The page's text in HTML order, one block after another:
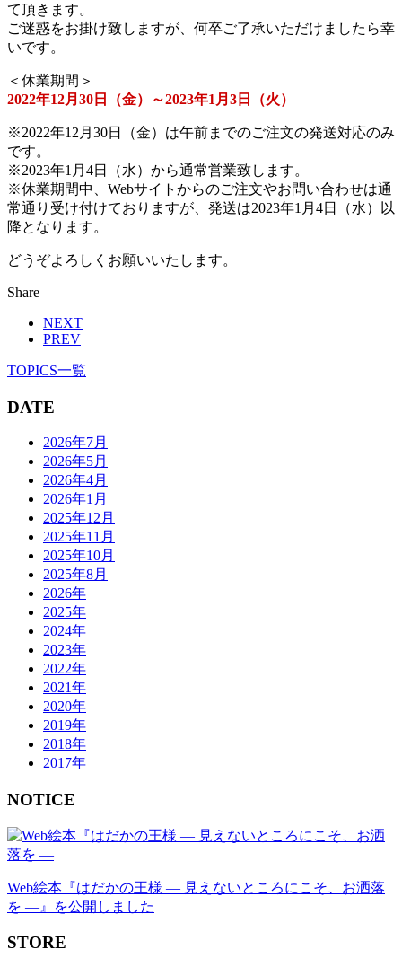
て頂きます。
ご迷惑をお掛け致しますが、何卒ご了承いただけましたら幸
いです。
＜休業期間＞
2022年12月30日（金）～2023年1月3日（火）
※2022年12月30日（金）は午前までのご注文の発送対応のみ
です。
※2023年1月4日（水）から通常営業致します。
※休業期間中、Webサイトからのご注文やお問い合わせは通
常通り受け付けておりますが、発送は2023年1月4日（水）以
降となります。
どうぞよろしくお願いいたします。
Share
NEXT
PREV
TOPICS一覧
DATE
2026年7月
2026年5月
2026年4月
2026年1月
2025年12月
2025年11月
2025年10月
2025年8月
2026年
2025年
2024年
2023年
2022年
2021年
2020年
2019年
2018年
2017年
NOTICE
Web絵本『はだかの王様 ― 見えないところにこそ、お洒落
を ―』を公開しました
STORE